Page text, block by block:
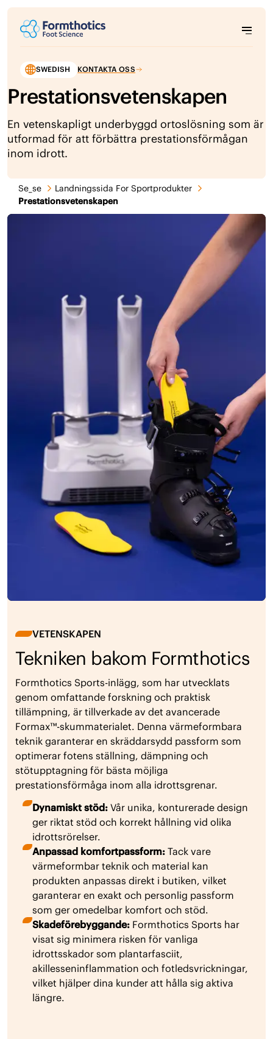
SWEDISH KONTAKTA OSS
Prestationsvetenskapen
En vetenskapligt underbyggd ortoslösning som är
utformad för att förbättra prestationsförmågan
inom idrott.
Se_se
Landningssida For Sportprodukter
Prestationsvetenskapen
VETENSKAPEN
Tekniken bakom Formthotics
Formthotics Sports-inlägg, som har utvecklats
genom omfattande forskning och praktisk
tillämpning, är tillverkade av det avancerade
Formax™-skummaterialet. Denna värmeformbara
teknik garanterar en skräddarsydd passform som
optimerar fotens ställning, dämpning och
stötupptagning för bästa möjliga
prestationsförmåga inom alla idrottsgrenar.
Dynamiskt stöd: Vår unika, konturerade design
ger riktat stöd och korrekt hållning vid olika
idrottsrörelser.
Anpassad komfortpassform:Tack vare
värmeformbar teknik och material kan
produkten anpassas direkt i butiken, vilket
garanterar en exakt och personlig passform
som ger omedelbar komfort och stöd.
Skadeförebyggande:Formthotics Sports har
visat sig minimera risken för vanliga
idrottsskador som plantarfasciit,
akillesseninflammation och fotledsvrickningar,
vilket hjälper dina kunder att hålla sig aktiva
längre.